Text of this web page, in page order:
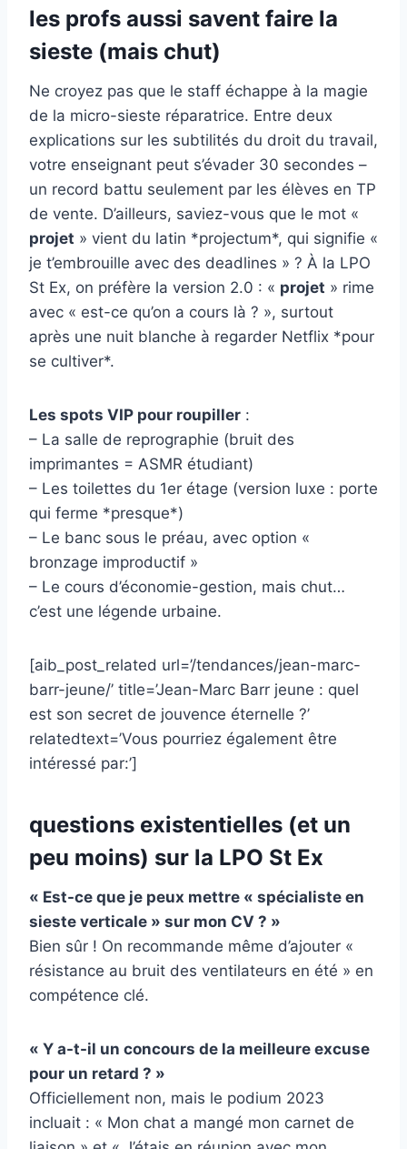
les profs aussi savent faire la
sieste (mais chut)
Ne croyez pas que le staff échappe à la magie
de la micro-sieste réparatrice. Entre deux
explications sur les subtilités du droit du travail,
votre enseignant peut s’évader 30 secondes –
un record battu seulement par les élèves en TP
de vente. D’ailleurs, saviez-vous que le mot «
projet » vient du latin *projectum*, qui signifie «
je t’embrouille avec des deadlines » ? À la LPO
St Ex, on préfère la version 2.0 : « projet » rime
avec « est-ce qu’on a cours là ? », surtout
après une nuit blanche à regarder Netflix *pour
se cultiver*.
Les spots VIP pour roupiller :
– La salle de reprographie (bruit des
imprimantes = ASMR étudiant)
– Les toilettes du 1er étage (version luxe : porte
qui ferme *presque*)
– Le banc sous le préau, avec option «
bronzage improductif »
– Le cours d’économie-gestion, mais chut…
c’est une légende urbaine.
[aib_post_related url=’/tendances/jean-marc-
barr-jeune/’ title=’Jean-Marc Barr jeune : quel
est son secret de jouvence éternelle ?’
relatedtext=’Vous pourriez également être
intéressé par:’]
questions existentielles (et un
peu moins) sur la LPO St Ex
« Est-ce que je peux mettre « spécialiste en
sieste verticale » sur mon CV ? »
Bien sûr ! On recommande même d’ajouter «
résistance au bruit des ventilateurs en été » en
compétence clé.
« Y a-t-il un concours de la meilleure excuse
pour un retard ? »
Officiellement non, mais le podium 2023
incluait : « Mon chat a mangé mon carnet de